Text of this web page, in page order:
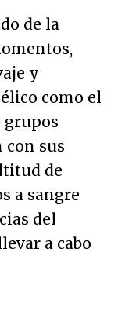
de la
y
como el
grupos
con sus
de
a sangre
del
a cabo